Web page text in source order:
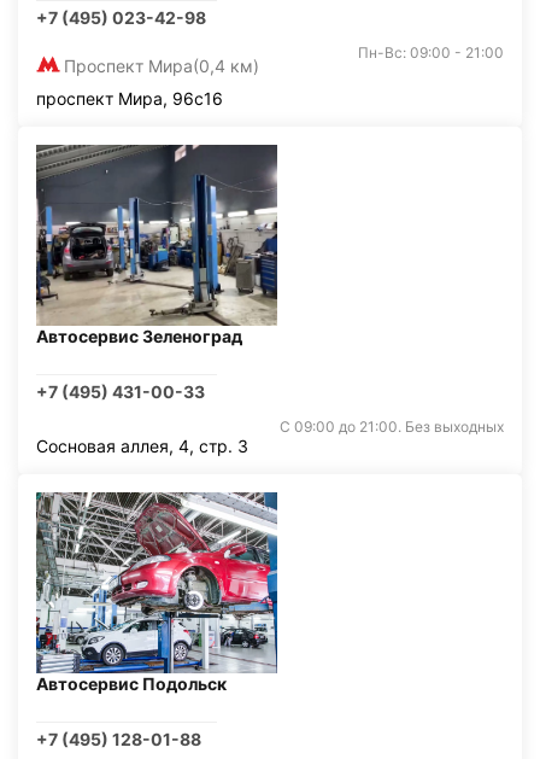
+7 (495) 023-42-98
Проспект Мира(0,4 км)
Пн-Вс: 09:00 - 21:00
проспект Мира, 96с16
Автосервис Зеленоград
+7 (495) 431-00-33
С 09:00 до 21:00. Без выходных
Сосновая аллея, 4, стр. 3
Автосервис Подольск
+7 (495) 128-01-88